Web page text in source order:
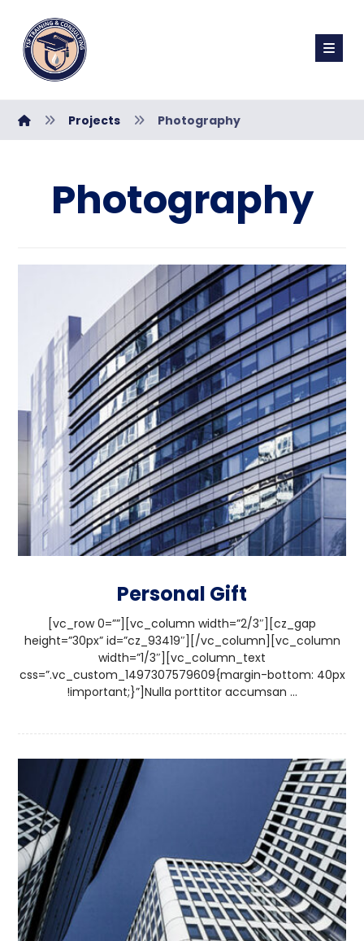
Projects Photography
Photography
Personal Gift
[vc_row 0=””][vc_column width=”2/3″][cz_gap
height=”30px” id=”cz_93419″][/vc_column][vc_column
width=”1/3″][vc_column_text
css=”.vc_custom_1497307579609{margin-bottom: 40px
!important;}”]Nulla porttitor accumsan ...